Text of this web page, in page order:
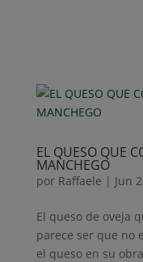
EL QUESO QUE
MANCHEGO
por Raffaele | Jun
El queso de oveja
parece ser que no
el queso en su